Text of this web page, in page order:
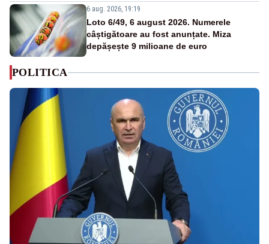
6 aug. 2026, 19:19
Loto 6/49, 6 august 2026. Numerele
câștigătoare au fost anunțate. Miza
depășește 9 milioane de euro
POLITICA